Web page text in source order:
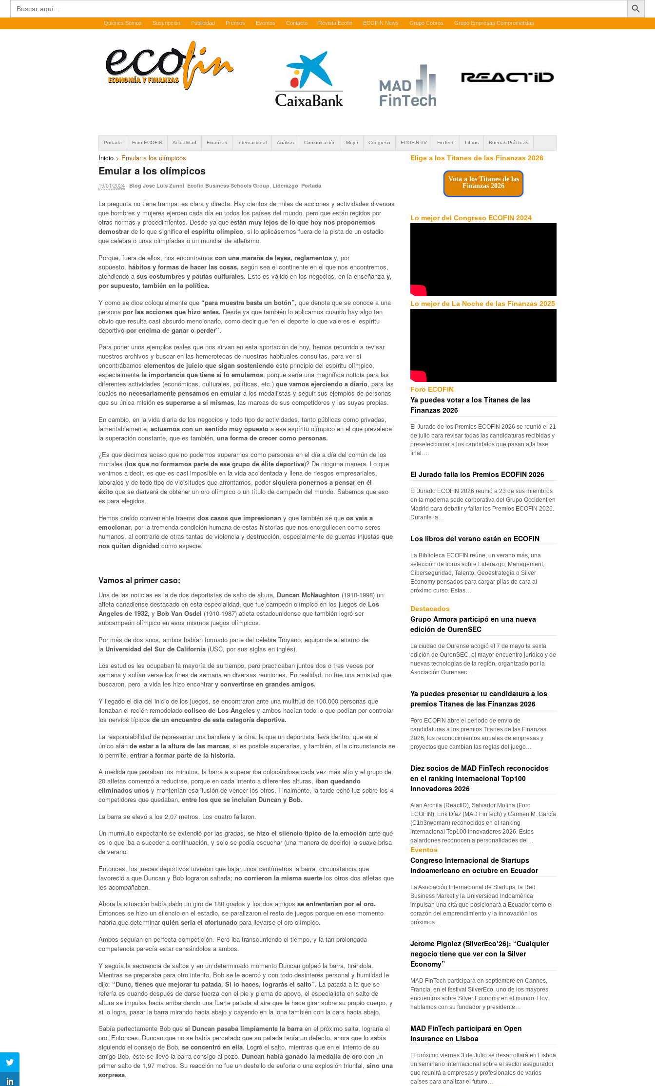
Buscar:
Quiénes Somos Suscripción Publicidad Premios Eventos Contacto Revista Ecofin ECOFIN News Grupo Cobros Grupo Empresas Comprometidas
Portada Foro ECOFIN Actualidad Finanzas Internacional Análisis Comunicación Mujer Congreso ECOFIN TV FinTech Libros Buenas Prácticas
Inicio > Emular a los olímpicos
Emular a los olímpicos
19/01/2024 · Blog José Luis Zunni Ecofin Business Schools Group Liderazgo Portada
La pregunta no tiene trampa: es clara y directa. Hay cientos de miles de acciones y actividades diversas
que hombres y mujeres ejercen cada día en todos los países del mundo, pero que están regidos por
otras normas y procedimientos. Desde ya que están muy lejos de lo que hoy nos proponemos
demostrar de lo que significa el espíritu olímpico, si lo aplicásemos fuera de la pista de un estadio
que celebra o unas olimpíadas o un mundial de atletismo.
Porque, fuera de ellos, nos encontramos con una maraña de leyes, reglamentos y, por
supuesto, hábitos y formas de hacer las cosas, según sea el continente en el que nos encontremos,
atendiendo a sus costumbres y pautas culturales. Esto es válido en los negocios, en la enseñanza y,
por supuesto, también en la política.
Y como se dice coloquialmente que “para muestra basta un botón”, que denota que se conoce a una
persona por las acciones que hizo antes. Desde ya que también lo aplicamos cuando hay algo tan
obvio que resulta casi absurdo mencionarlo, como decir que “en el deporte lo que vale es el espíritu
deportivo por encima de ganar o perder”.
Para poner unos ejemplos reales que nos sirvan en esta aportación de hoy, hemos recurrido a revisar
nuestros archivos y buscar en las hemerotecas de nuestras habituales consultas, para ver si
encontrábamos elementos de juicio que sigan sosteniendo este principio del espíritu olímpico,
especialmente la importancia que tiene si lo emulamos, porque sería una magnífica noticia para las
diferentes actividades (económicas, culturales, políticas, etc.) que vamos ejerciendo a diario, para las
cuales no necesariamente pensamos en emular a los medallistas y seguir sus ejemplos de personas
que su única misión es superarse a sí mismas, las marcas de sus competidores y las suyas propias.
En cambio, en la vida diaria de los negocios y todo tipo de actividades, tanto públicas como privadas,
lamentablemente, actuamos con un sentido muy opuesto a ese espíritu olímpico en el que prevalece
la superación constante, que es también, una forma de crecer como personas.
¿Es que decimos acaso que no podemos superarnos como personas en el día a día del común de los
mortales (los que no formamos parte de ese grupo de élite deportiva)? De ninguna manera. Lo que
venimos a decir, es que es casi imposible en la vida accidentada y llena de riesgos empresariales,
laborales y de todo tipo de vicisitudes que afrontamos, podersiquiera ponernos a pensar en él
éxito que se derivará de obtener un oro olímpico o un título de campeón del mundo. Sabemos que eso
es para elegidos.
Hemos creído conveniente traeros dos casos que impresionan y que también sé que os vais a
emocionar, por la tremenda condición humana de estas historias que nos enorgullecen como seres
humanos, al contrario de otras tantas de violencia y destrucción, especialmente de guerras injustas que
nos quitan dignidad como especie.
Vamos al primer caso:
Una de las noticias es la de dos deportistas de salto de altura, Duncan McNaughton (1910-1998) un
atleta canadiense destacado en esta especialidad, que fue campeón olímpico en los juegos de Los
Ángeles de 1932, y Bob Van Osdel (1910-1987) atleta estadounidense que también logró ser
subcampeón olímpico en esos mismos juegos olímpicos.
Por más de dos años, ambos habían formado parte del célebre Troyano, equipo de atletismo de
la Universidad del Sur de California (USC, por sus siglas en inglés).
Los estudios les ocupaban la mayoría de su tiempo, pero practicaban juntos dos o tres veces por
semana y solían verse los fines de semana en diversas reuniones. En realidad, no fue una amistad que
buscaron, pero la vida les hizo encontrary convertirse en grandes amigos.
Y llegado el día del inicio de los juegos, se encontraron ante una multitud de 100.000 personas que
llenaban el recién remodelado coliseo de Los Ángeles y ambos hacían todo lo que podían por controlar
los nervios típicos de un encuentro de esta categoría deportiva.
La responsabilidad de representar una bandera y la otra, la que un deportista lleva dentro, que es el
único afán de estar a la altura de las marcas, si es posible superarlas, y también, si la circunstancia se
lo permite, entrar a formar parte de la historia.
A medida que pasaban los minutos, la barra a superar iba colocándose cada vez más alto y el grupo de
20 atletas comenzó a reducirse, porque en cada intento a diferentes alturas, iban quedando
eliminados unos y mantenían esa ilusión de vencer los otros. Finalmente, la tarde echó luz sobre los 4
competidores que quedaban, entre los que se incluían Duncan y Bob.
La barra se elevó a los 2,07 metros. Los cuatro fallaron.
Un murmullo expectante se extendió por las gradas, se hizo el silencio típico de la emoción ante qué
es lo que iba a suceder a continuación, y solo se podía escuchar (una manera de decirlo) la suave brisa
de verano.
Entonces, los jueces deportivos tuvieron que bajar unos centímetros la barra, circunstancia que
favoreció a que Duncan y Bob lograron saltarla; no corrieron la misma suerte los otros dos atletas que
les acompañaban.
Ahora la situación había dado un giro de 180 grados y los dos amigos se enfrentarían por el oro.
Entonces se hizo un silencio en el estadio, se paralizaron el resto de juegos porque en ese momento
habría que determinarquién sería el afortunado para llevarse el oro olímpico.
Ambos seguían en perfecta competición. Pero iba transcurriendo el tiempo, y la tan prolongada
competencia parecía estar cansándolos a ambos.
Y seguía la secuencia de saltos y en un determinado momento Duncan golpeó la barra, tirándola.
Mientras se preparaba para otro intento, Bob se le acercó y con todo desinterés personal y humildad le
dijo: “Dunc, tienes que mejorar tu patada. Si lo haces, lograrás el salto”. La patada a la que se
refería es cuando después de darse fuerza con el pie y pierna de apoyo, el especialista en salto de
altura se impulsa hacia arriba dando una fuerte patada al aire que le hace girar sobre su propio cuerpo, y
si lo logra, pasar la barra mirando hacia abajo y cayendo en la lona también con la cara hacia abajo.
Sabía perfectamente Bob que si Duncan pasaba limpiamente la barra en el próximo salta, lograría el
oro. Entonces, Duncan que no se había percatado que su patada tenía un defecto, ahora que lo sabía
siguiendo el consejo de Bob, se concentró en ella. Logró el salto, mientras que en el intento de su
amigo Bob, éste se llevó la barra consigo al pozo. Duncan había ganado la medalla de oro con un
primer salto de 1,97 metros. Su reacción no fue un destello de euforia o una explosión triunfal, sino una
sorpresa.
Elige a los Titanes de las Finanzas 2026
Vota a los Titanes de las
Finanzas 2026
Lo mejor del Congreso ECOFIN 2024
Lo mejor de La Noche de las Finanzas 2025
Foro ECOFIN
Ya puedes votar a los Titanes de las
Finanzas 2026
El Jurado de los Premios ECOFIN 2026 se reunió el 21
de julio para revisar todas las candidaturas recibidas y
preseleccionar a los candidatos que pasan a la fase
final….
El Jurado falla los Premios ECOFIN 2026
El Jurado ECOFIN 2026 reunió a 23 de sus miembros
en la moderna sede corporativa del Grupo Occident en
Madrid para debatir y fallar los Premios ECOFIN 2026.
Durante la…
Los libros del verano están en ECOFIN
La Biblioteca ECOFIN reúne, un verano más, una
selección de libros sobre Liderazgo, Management,
Ciberseguridad, Talento, Geoestrategia o Silver
Economy pensados para cargar pilas de cara al
próximo curso. Estas…
Destacados
Grupo Armora participó en una nueva
edición de OurenSEC
La ciudad de Ourense acogió el 7 de mayo la sexta
edición de OurenSEC, el mayor encuentro jurídico y de
nuevas tecnologías de la región, organizado por la
Asociación Ourensec…
Ya puedes presentar tu candidatura a los
premios Titanes de las Finanzas 2026
Foro ECOFIN abre el periodo de envío de
candidaturas a los premios Titanes de las Finanzas
2026, los reconocimientos anuales de empresas y
proyectos que cambian las reglas del juego…
Diez socios de MAD FinTech reconocidos
en el ranking internacional Top100
Innovadores 2026
Alan Archila (ReactID), Salvador Molina (Foro
ECOFIN), Erik Díaz (MAD FinTech) y Carmen M. García
(C1b3rwoman) reconocidos en el ranking
internacional Top100 Innovadores 2026. Estos
galardones reconocen a personalidades del…
Eventos
Congreso Internacional de Startups
Indoamericano en octubre en Ecuador
La Asociación Internacional de Startups, la Red
Business Market y la Universidad Indoamérica
impulsan una cita que posicionará a Ecuador como el
corazón del emprendimiento y la innovación los
próximos…
Jerome Pigniez (SilverEco’26): “Cualquier
negocio tiene que ver con la Silver
Economy”
MAD FinTech participará en septiembre en Cannes,
Francia, en el festival SilverEco, uno de los mayores
encuentros sobre Silver Economy en el mundo. Hoy,
hablamos con su fundador y presidente…
MAD FinTech participará en Open
Insurance en Lisboa
El próximo viernes 3 de Julio se desarrollará en Lisboa
un seminario internacional sobre el sector asegurador
que reunirá a empresas y profesionales de varios
países para analizar el futuro…